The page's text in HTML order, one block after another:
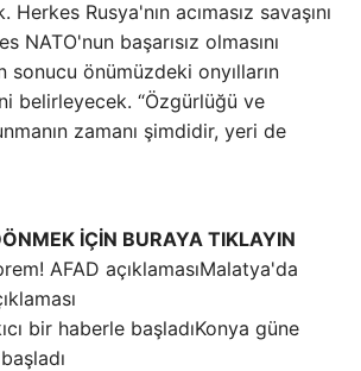
Rusya'nın acımasız savaşını
NATO'nun başarısız olmasını
sonucu önümüzdeki onyılların
belirleyecek. “Özgürlüğü ve
zamanı şimdidir, yeri de
İÇİN BURAYA TIKLAYIN
Malatya'da
Konya güne